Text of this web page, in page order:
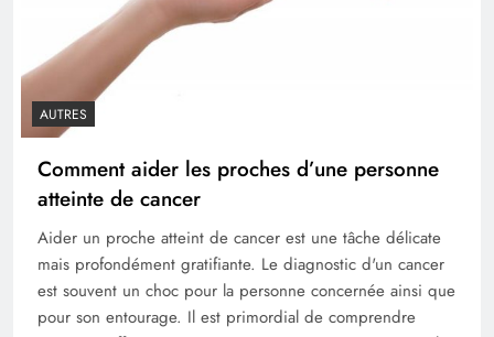
AUTRES
Comment aider les proches d’une personne
atteinte de cancer
Aider un proche atteint de cancer est une tâche délicate
mais profondément gratifiante. Le diagnostic d'un cancer
est souvent un choc pour la personne concernée ainsi que
pour son entourage. Il est primordial de comprendre